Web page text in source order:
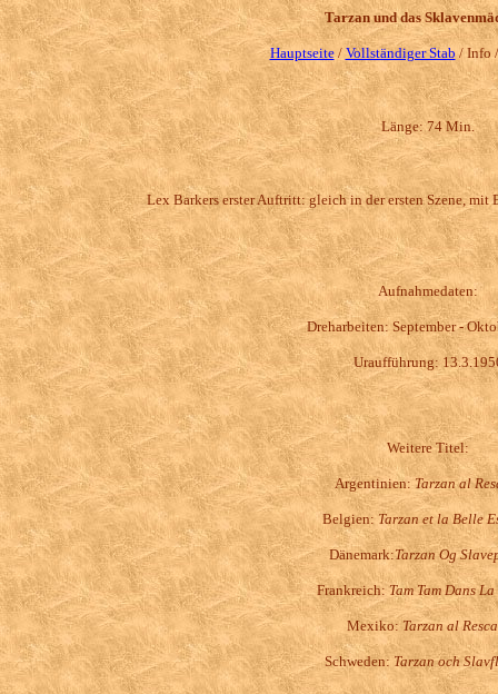
Tarzan und das
Hauptseite/ Vollständiger Stab / Info
Länge: 74 Min.
Lex Barkers erster Auftritt: gleich in der ersten Szene, mit
Aufnahmedaten:
Dreharbeiten: September -
Uraufführung:
Weitere Titel:
Argentinien:Tarzan al
Belgien: Tarzan et la Belle
Dänemark:Tarzan Og
Frankreich:Tam Tam Dans
Mexiko: Tarzan al
Schweden: Tarzan och